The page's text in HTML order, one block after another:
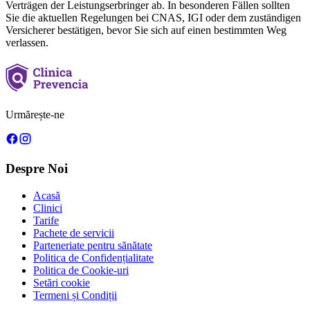
Verträgen der Leistungserbringer ab. In besonderen Fällen sollten
Sie die aktuellen Regelungen bei CNAS, IGI oder dem zuständigen
Versicherer bestätigen, bevor Sie sich auf einen bestimmten Weg
verlassen.
Urmărește-ne
Despre Noi
Acasă
Clinici
Tarife
Pachete de servicii
Parteneriate pentru sănătate
Politica de Confidențialitate
Politica de Cookie-uri
Setări cookie
Termeni și Condiții